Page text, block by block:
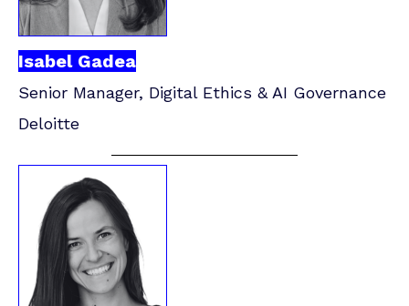
Isabel Gadea
Senior Manager, Digital Ethics & AI Governance
Deloitte